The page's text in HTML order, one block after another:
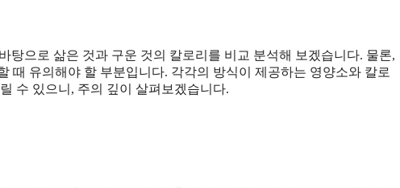
탕으로 삶은 것과 구운 것의 칼로리를 비교 분석해 보겠습니다. 물론,
때 유의해야 할 부분입니다. 각각의 방식이 제공하는 영양소와 칼로
수 있으니, 주의 깊이 살펴보겠습니다.